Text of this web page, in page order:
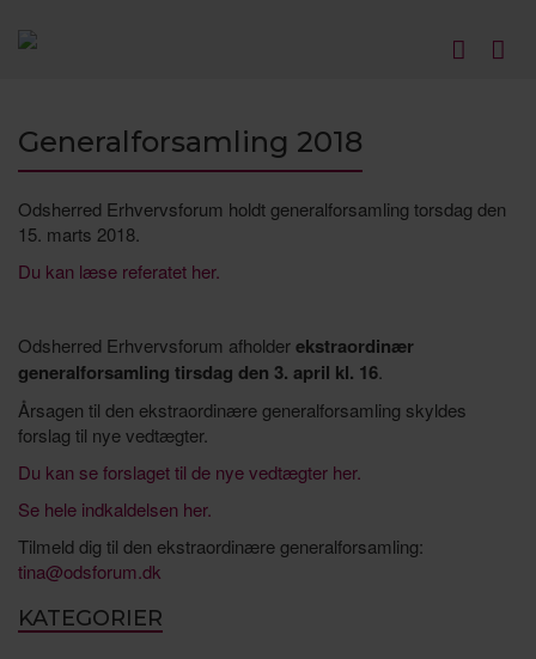
Generalforsamling 2018
Odsherred Erhvervsforum holdt generalforsamling torsdag den
15. marts 2018.
Du kan læse referatet her.
Odsherred Erhvervsforum afholderekstraordinær
generalforsamling tirsdag den 3. april kl. 16.
Årsagen til den ekstraordinære generalforsamling skyldes
forslag til nye vedtægter.
Du kan se forslaget til de nye vedtægter her.
Se hele indkaldelsen her.
Tilmeld dig til den ekstraordinære generalforsamling:
tina@odsforum.dk
KATEGORIER